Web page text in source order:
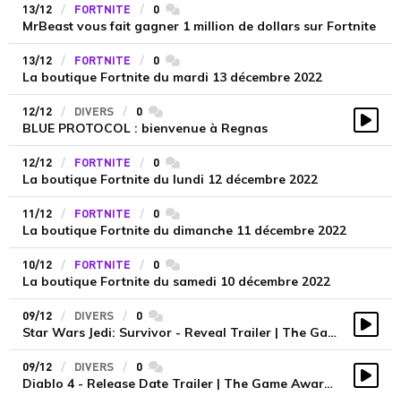
13/12 FORTNITE 0 commentaires
MrBeast vous fait gagner 1 million de dollars sur Fortnite
13/12 FORTNITE 0 commentaires
La boutique Fortnite du mardi 13 décembre 2022
12/12 DIVERS 0 commentaires
BLUE PROTOCOL : bienvenue à Regnas
12/12 FORTNITE 0 commentaires
La boutique Fortnite du lundi 12 décembre 2022
11/12 FORTNITE 0 commentaires
La boutique Fortnite du dimanche 11 décembre 2022
10/12 FORTNITE 0 commentaires
La boutique Fortnite du samedi 10 décembre 2022
09/12 DIVERS 0 commentaires
Star Wars Jedi: Survivor - Reveal Trailer | The Game Awards 2022
09/12 DIVERS 0 commentaires
Diablo 4 - Release Date Trailer | The Game Awards 2022